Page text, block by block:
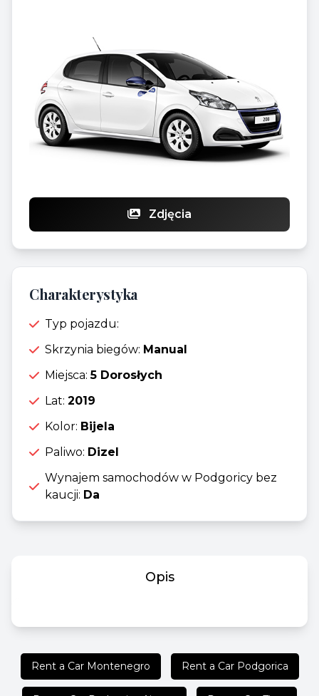
Zdjęcia
Charakterystyka
Typ pojazdu:
Skrzynia biegów: Manual
Miejsca:5 Dorosłych
Lat: 2019
Kolor: Bijela
Paliwo: Dizel
Wynajem samochodów w Podgoricy bez
kaucji: Da
Opis
Rent a Car Montenegro Rent a Car Podgorica